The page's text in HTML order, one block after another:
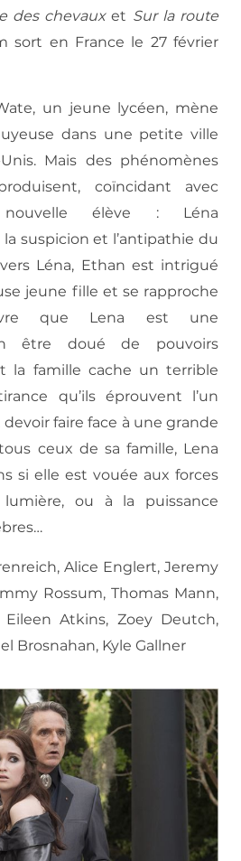
des chevauxet Sur la route
sort en France le 27 février
un jeune lycéen, mène
dans une petite ville
Mais des phénomènes
coïncidant avec
nouvelle élève : Léna
suspicion et l’antipathie du
Léna, Ethan est intrigué
jeune fille et se rapproche
que Lena est une
être doué de pouvoirs
la famille cache un terrible
qu’ils éprouvent l’un
devoir faire face à une grande
ceux de sa famille, Lena
si elle est vouée aux forces
ou à la puissance
Alice Englert, Jeremy
Rossum, Thomas Mann,
Atkins, Zoey Deutch,
Brosnahan, Kyle Gallner